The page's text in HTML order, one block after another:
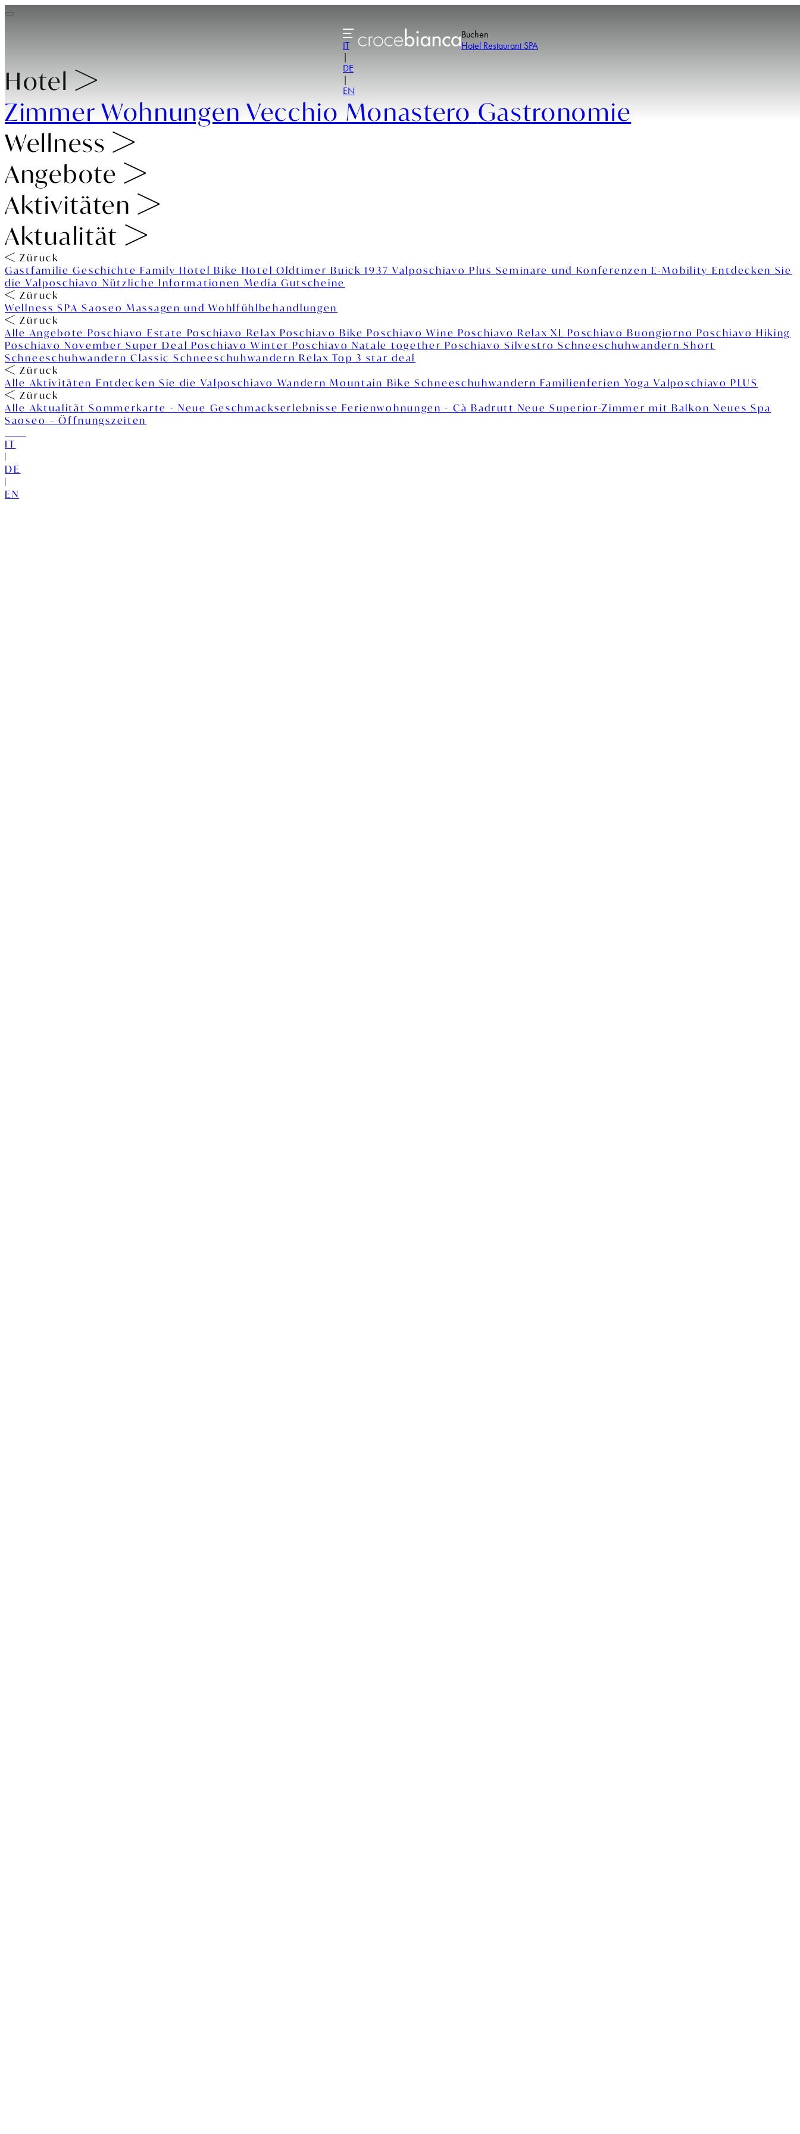
IT
|
DE
|
EN
Buchen
Hotel Restaurant SPA
Hotel
ZimmerWohnungenVecchio MonasteroGastronomie
Wellness
Angebote
Aktivitäten
Aktualität
Züruck
GastfamilieGeschichte Family Hotel Bike Hotel Oldtimer Buick 1937 Valposchiavo Plus Seminare und Konferenzen E-Mobility Entdecken Sie
die Valposchiavo Nützliche Informationen Media Gutscheine
Züruck
WellnessSPA SaoseoMassagen und Wohlfühlbehandlungen
Züruck
Alle Angebote Poschiavo Estate Poschiavo Relax Poschiavo Bike Poschiavo Wine Poschiavo Relax XL Poschiavo Buongiorno Poschiavo Hiking
Poschiavo November Super Deal Poschiavo Winter Poschiavo Natale together Poschiavo SilvestroSchneeschuhwandern Short
Schneeschuhwandern Classic Schneeschuhwandern RelaxTop 3 star deal
Züruck
Alle Aktivitäten Entdecken Sie die Valposchiavo WandernMountain BikeSchneeschuhwandern Familienferien YogaValposchiavo PLUS
Züruck
Alle AktualitätSommerkarte - Neue Geschmackserlebnisse Ferienwohnungen - Cà Badrutt Neue Superior-Zimmer mit Balkon Neues Spa
Saoseo – Öffnungszeiten
IT
|
DE
|
EN